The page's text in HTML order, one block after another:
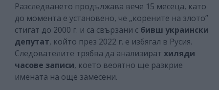
Разследването продължава вече 15 месеца, като
до момента е установено, че „корените на злото”
стигат до 2000 г. и са свързани с бивш украински
депутат, който през 2022 г. е избягал в Русия.
Следователите трябва да анализират хиляди
часове записи, което веоятно ще разкрие
имената на още замесени.